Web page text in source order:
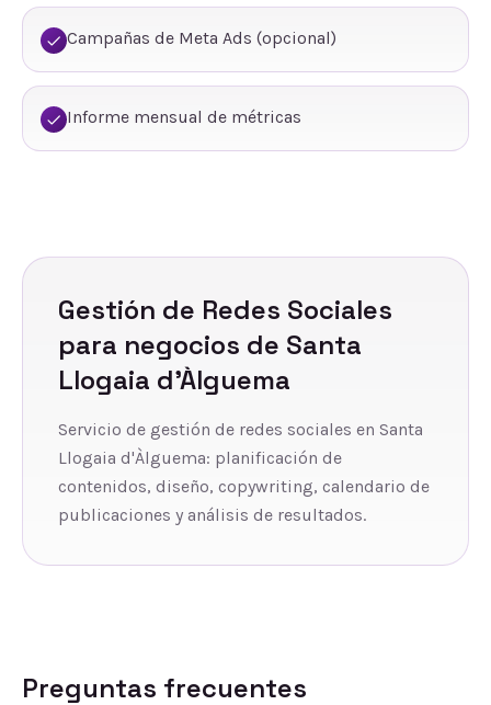
Campañas de Meta Ads (opcional)
Informe mensual de métricas
Gestión de Redes Sociales
para negocios de Santa
Llogaia d'Àlguema
Servicio de gestión de redes sociales en Santa
Llogaia d'Àlguema: planificación de
contenidos, diseño, copywriting, calendario de
publicaciones y análisis de resultados.
Preguntas frecuentes